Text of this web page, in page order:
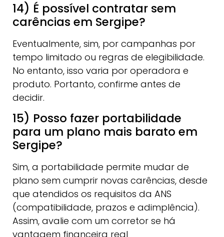
14) É possível contratar sem
carências em Sergipe?
Eventualmente, sim, por campanhas por
tempo limitado ou regras de elegibilidade.
No entanto, isso varia por operadora e
produto. Portanto, confirme antes de
decidir.
15) Posso fazer portabilidade
para um plano mais barato em
Sergipe?
Sim, a portabilidade permite mudar de
plano sem cumprir novas carências, desde
que atendidos os requisitos da ANS
(compatibilidade, prazos e adimplência).
Assim, avalie com um corretor se há
vantagem financeira real